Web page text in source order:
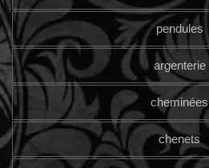
pendules
argenterie
cheminées
chenets